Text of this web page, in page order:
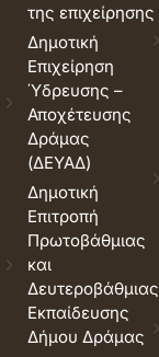
της επιχείρησης
Δημοτική
Επιχείρηση
Ύδρευσης –
Αποχέτευσης
Δράμας
(ΔΕΥΑΔ)
Δημοτική
Επιτροπή
Πρωτοβάθμιας
και
Δευτεροβάθμιας
Εκπαίδευσης
Δήμου Δράμας